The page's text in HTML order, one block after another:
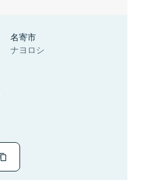
名寄市
ナヨロシ